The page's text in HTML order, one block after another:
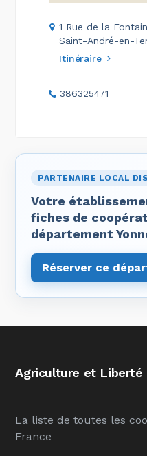
1 Rue de la
Saint-André-en-
Itinéraire
386325471
PARTENAIRE LOCAL
Votre
fiches de
département
Réserver ce
Agriculture et Liberté
La liste de toutes les
France